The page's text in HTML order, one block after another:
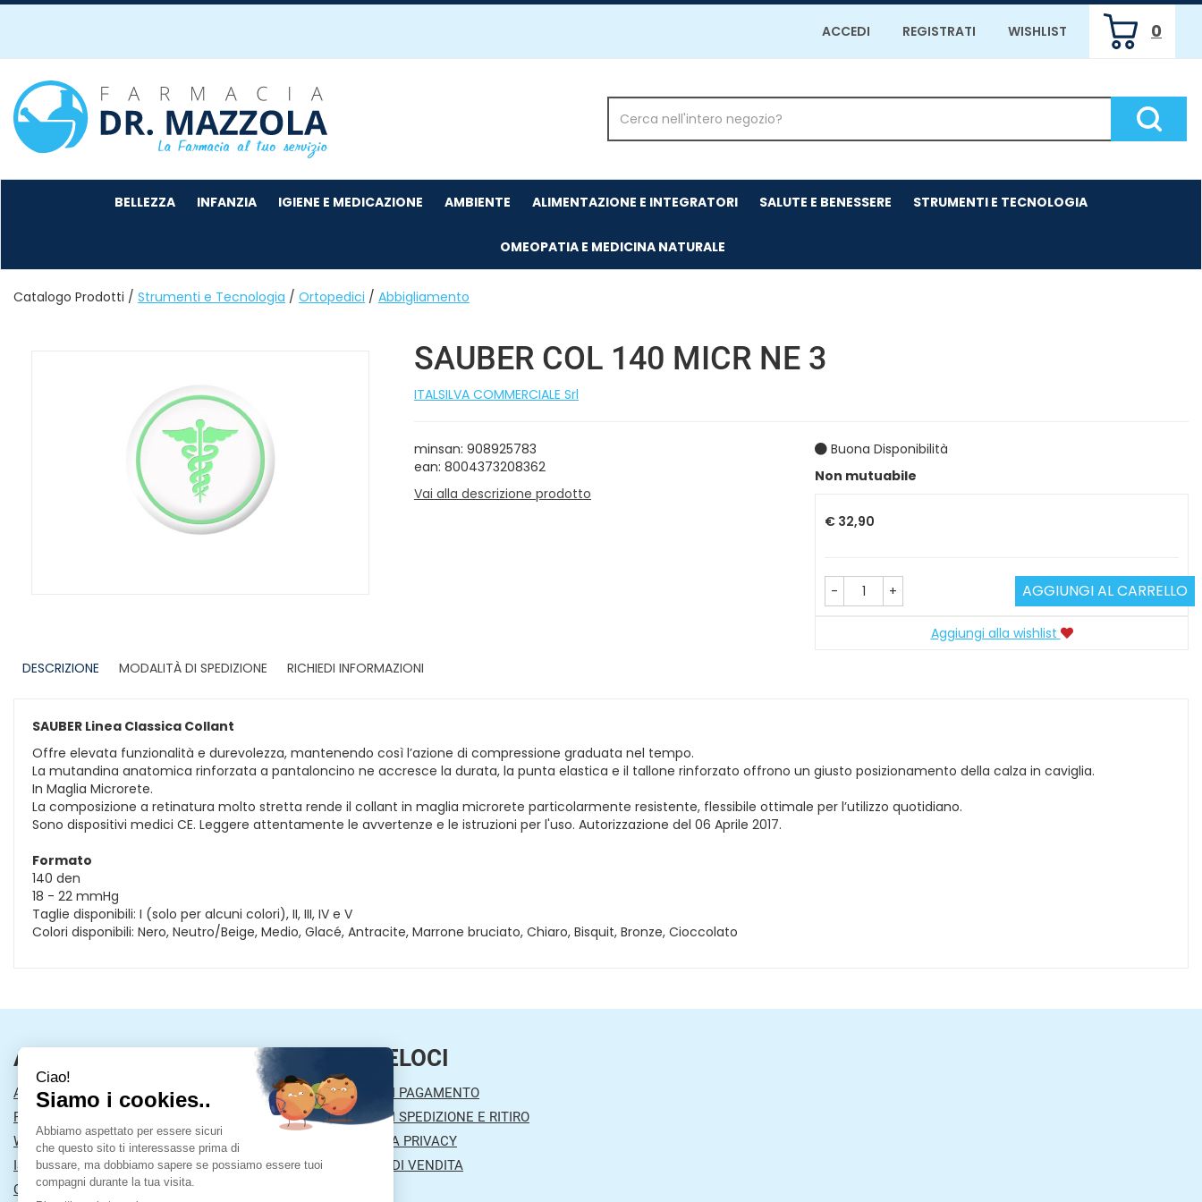
Passa
principale
ACCEDI REGISTRATI WISHLIST 0
ARTICOLI
INSERITI
Farmacia
Mazzola
Prodotto
Cerca
BELLEZZA INFANZIA IGIENE E MEDICAZIONE AMBIENTE ALIMENTAZIONE E INTEGRATORI SALUTE E BENESSERE STRUMENTI E TECNOLOGIA
OMEOPATIA E MEDICINA NATURALE
Catalogo Prodotti / Strumenti e Tecnologia / Ortopedici / Abbigliamento
SAUBER COL 140 MICR NE 3
ITALSILVA COMMERCIALE Srl
minsan: 908925783
ean: 8004373208362
Vai alla descrizione prodotto
Buona Disponibilità
Non mutuabile
Prezzo
€ 32,90
- + AGGIUNGI AL CARRELLO
Aggiungi alla wishlist
DESCRIZIONE
MODALITÀ DI SPEDIZIONE RICHIEDI INFORMAZIONI
SAUBER Linea Classica Collant
Offre elevata funzionalità e durevolezza, mantenendo così l’azione di compressione graduata nel tempo.
La mutandina anatomica rinforzata a pantaloncino ne accresce la durata, la punta elastica e il tallone rinforzato offrono un giusto posizionamento della calza in caviglia.
In Maglia Microrete.
La composizione a retinatura molto stretta rende il collant in maglia microrete particolarmente resistente, flessibile ottimale per l’utilizzo quotidiano.
Sono dispositivi medici CE. Leggere attentamente le avvertenze e le istruzioni per l'uso. Autorizzazione del 06 Aprile 2017.
Formato
140 den
18 - 22 mmHg
Taglie disponibili: I (solo per alcuni colori), II, III, IV e V
Colori disponibili: Nero, Neutro/Beige, Medio, Glacé, Antracite, Marrone bruciato, Chiaro, Bisquit, Bronze, Cioccolato
AREA UTENTE
ACCEDI
REGISTRATI
WISHLIST
ISCRIZIONE ALLA NEWSLETTER
CONTATTI
LINK VELOCI
MODALITÀ DI PAGAMENTO
MODALITÀ DI SPEDIZIONE E RITIRO
INFORMATIVA PRIVACY
CONDIZIONI DI VENDITA